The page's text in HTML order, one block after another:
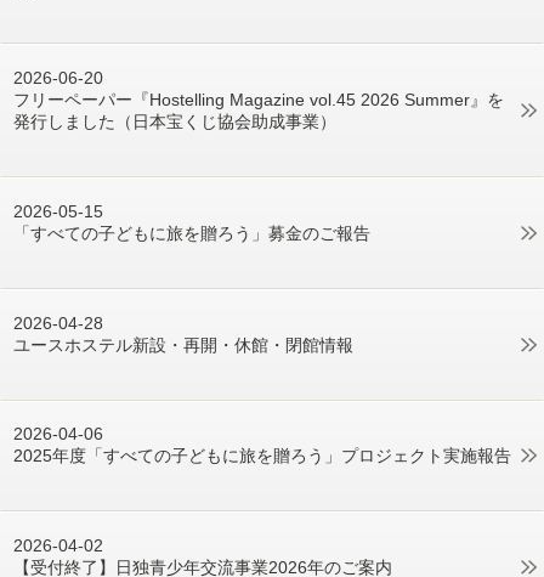
2026-06-20
フリーペーパー『Hostelling Magazine vol.45 2026 Summer』を
発行しました（日本宝くじ協会助成事業）
2026-05-15
「すべての子どもに旅を贈ろう」募金のご報告
2026-04-28
ユースホステル新設・再開・休館・閉館情報
2026-04-06
2025年度「すべての子どもに旅を贈ろう」プロジェクト実施報告
2026-04-02
【受付終了】日独青少年交流事業2026年のご案内